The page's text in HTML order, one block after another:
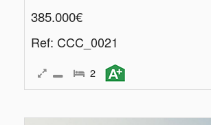
385.000€
Ref: CCC_0021
2